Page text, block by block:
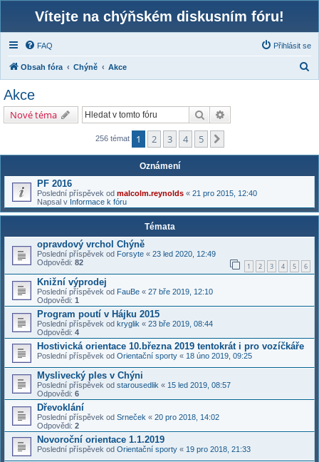
Vítejte na chýňském diskusním fóru!
FAQ Přihlásit se
Obsah fóra Chýně Akce
Akce
Nové téma Hledat
256 témat 1 2 3 4 5
Oznámení
PF 2016
Poslední příspěvek od malcolm.reynolds « 21 pro 2015, 12:40
Napsal v Informace k fóru
Témata
opravdový vrchol Chýně
Poslední příspěvek od Forsyte « 23 led 2020, 12:49
Odpovědi: 82 1 2 3 4 5 6
Knižní výprodej
Poslední příspěvek od FauBe « 27 bře 2019, 12:10
Odpovědi: 1
Program poutí v Hájku 2015
Poslední příspěvek od kryglik « 23 bře 2019, 08:44
Odpovědi: 4
Hostivická orientace 10.března 2019 tentokrát i pro vozíčkáře
Poslední příspěvek od Orientační sporty « 18 úno 2019, 09:25
Myslivecký ples v Chýni
Poslední příspěvek od starousedlik « 15 led 2019, 08:57
Odpovědi: 6
Dřevoklání
Poslední příspěvek od Srneček « 20 pro 2018, 14:02
Odpovědi: 2
Novoroční orientace 1.1.2019
Poslední příspěvek od Orientační sporty « 19 pro 2018, 21:33